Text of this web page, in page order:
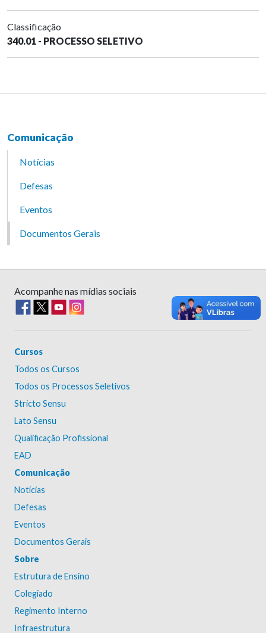
Classificação
340.01 - PROCESSO SELETIVO
Comunicação
Notícias
Defesas
Eventos
Documentos Gerais
Acompanhe nas mídias sociais
Cursos
Todos os Cursos
Todos os Processos Seletivos
Stricto Sensu
Lato Sensu
Qualificação Profissional
EAD
Comunicação
Notícias
Defesas
Eventos
Documentos Gerais
Sobre
Estrutura de Ensino
Colegiado
Regimento Interno
Infraestrutura